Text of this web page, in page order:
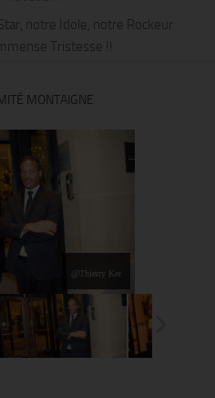
notre Idole, notre Rockeur
Tristesse !!
MONTAIGNE
@Thierry Ker